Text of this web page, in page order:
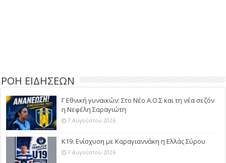
ΡΟΗ ΕΙΔΗΣΕΩΝ
Γ Εθνική γυναικών: Στο Νέο Α.Ο.Σ και τη νέα σεζόν
η Νεφέλη Σαραγιώτη
7 Αυγούστου 2026
Κ19: Ενίσχυση με Καραγιαννάκη η Ελλάς Σύρου
7 Αυγούστου 2026